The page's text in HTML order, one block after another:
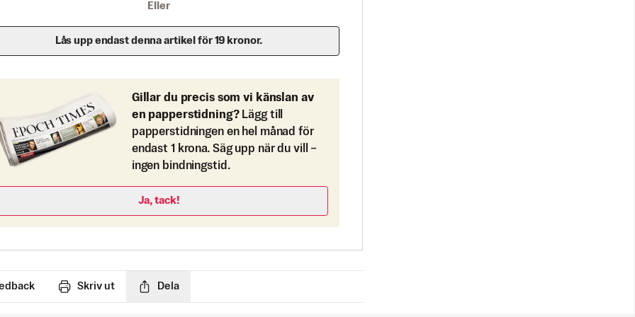
Eller
Lås upp endast denna artikel för 19 kronor.
Gillar du precis som vi känslan av
en papperstidning? Lägg till
papperstidningen en hel månad för
endast 1 krona. Säg upp när du vill –
ingen bindningstid.
Ja, tack!
Skriv ut Dela